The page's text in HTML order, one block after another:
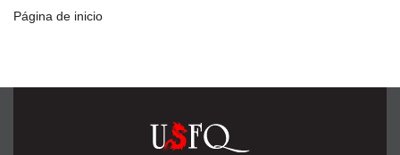
Página de inicio